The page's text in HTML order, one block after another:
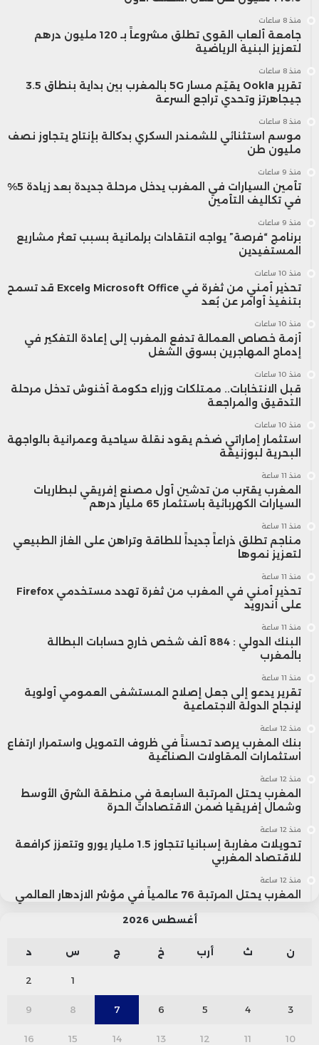
منذ 8 ساعات
جامعة ألعاب القوى تطلق مشروعاً بـ 120 مليون درهم
لتعزيز البنية الرياضية
منذ 8 ساعات
تقرير Ookla يقيّم مسار 5G بالمغرب بين بداية بنطاق 3.5
جيجاهرتز وتحدي تراجع السرعة
منذ 8 ساعات
موسم استثنائي للشمندر السكري بدكالة بإنتاج يتجاوز نصف
مليون طن
منذ 9 ساعات
تأمين السيارات في المغرب يدخل مرحلة جديدة بعد زيادة 5%
في تكاليف التأمين
منذ 9 ساعات
برنامج “فرصة” يواجه انتقادات برلمانية بسبب تعثر مشاريع
المستفيدين
منذ 10 ساعات
تحذير أمني من ثغرة في Microsoft Office وExcel قد تسمح
بتنفيذ أوامر عن بُعد
منذ 10 ساعات
أزمة خصاص العمالة تدفع المغرب إلى إعادة التفكير في
إدماج المهاجرين بسوق الشغل
منذ 10 ساعات
قبل الانتخابات.. ممتلكات وزراء حكومة أخنوش تدخل مرحلة
التدقيق والمراجعة
منذ 10 ساعات
استثمار إماراتي ضخم يقود نقلة سياحية وعمرانية بالواجهة
البحرية لبوزنيقة
منذ 11 ساعة
المغرب يقترب من تدشين أول مصنع إفريقي لبطاريات
السيارات الكهربائية باستثمار 65 مليار درهم
منذ 11 ساعة
مناجم تطلق ذراعاً جديداً للطاقة وتراهن على الغاز الطبيعي
لتعزيز نموها
منذ 11 ساعة
تحذير أمني في المغرب من ثغرة تهدد مستخدمي Firefox
على أندرويد
منذ 11 ساعة
البنك الدولي : 884 ألف شخص خارج حسابات البطالة
بالمغرب
منذ 11 ساعة
تقرير يدعو إلى جعل إصلاح المستشفى العمومي أولوية
لإنجاح الدولة الاجتماعية
منذ 12 ساعة
بنك المغرب يرصد تحسناً في ظروف التمويل واستمرار ارتفاع
استثمارات المقاولات الصناعية
منذ 12 ساعة
المغرب يحتل المرتبة السابعة في منطقة الشرق الأوسط
وشمال إفريقيا ضمن الاقتصادات الحرة
منذ 12 ساعة
تحويلات مغاربة إسبانيا تتجاوز 1.5 مليار يورو وتتعزز كرافعة
للاقتصاد المغربي
منذ 12 ساعة
المغرب يحتل المرتبة 76 عالمياً في مؤشر الازدهار العالمي
أغسطس 2026
ن ث أرب خ ج س د
1
2
3
4
5
6
7
8
9
10
11
12
13
14
15
16